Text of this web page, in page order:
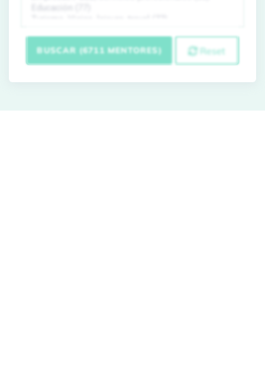
BUSCAR (6711 MENTORES) Reset